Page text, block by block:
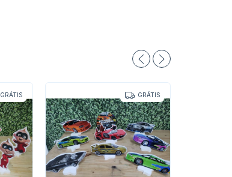
GRÁTIS GRÁTIS